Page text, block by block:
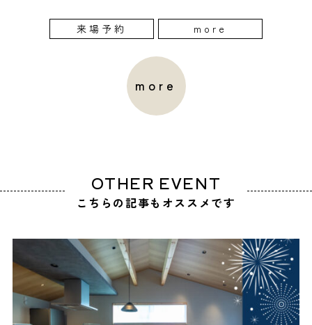
来場予約 more
more
OTHER EVENT
こちらの記事もオススメです